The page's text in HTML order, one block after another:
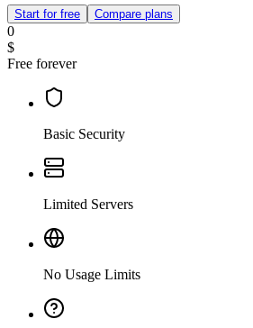
Start for free Compare plans
0
$
Free forever
Basic Security
Limited Servers
No Usage Limits